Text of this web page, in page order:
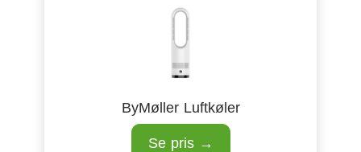
ByMøller Luftkøler
Se pris →